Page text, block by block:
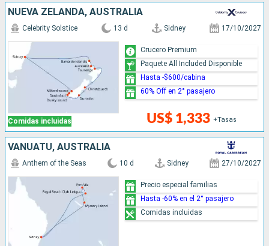
NUEVA ZELANDA, AUSTRALIA
Comidas incluidas
Celebrity Solstice 13 d Sidney 17/10/2027
US$ 1,333 +Tasas
Crucero Premium
Paquete All Included Disponible
Hasta -$600/cabina
60% Off en 2° pasajero
VANUATU, AUSTRALIA
Anthem of the Seas 10 d Sidney 27/10/2027
Precio especial familias
Hasta -60% en el 2° pasajero
Comidas incluidas